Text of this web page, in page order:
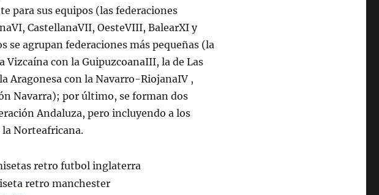
para sus equipos (las federaciones
CastellanaVII, OesteVIII, BalearXI y
se agrupan federaciones más pequeñas (la
Vizcaína con la GuipuzcoanaIII, la de Las
Aragonesa con la Navarro-RiojanaIV ,
Navarra); por último, se forman dos
Andaluza, pero incluyendo a los
la Norteafricana.